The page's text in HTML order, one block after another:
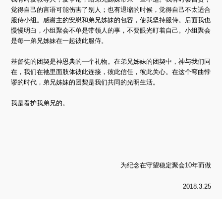
觉得自己的言语可能伤害了别人；也有退缩的时候，觉得自己不太适合
服侍小组。感谢主的安慰和弟兄姊妹的包容，使我坚持服侍。后面我也
慢慢明白，小组聚会不单是带领人的事，不要眼光盯着自己。小组聚会
是每一弟兄姊妹在一起彼此服侍。
基督徒的团契是神恩典的一个礼物。在弟兄姊妹的团契中，神与我们同
在，我们在祂里面肢体彼此连接，彼此信任，彼此关心。在这个弯曲悖
谬的时代，弟兄姊妹的团契是我们共同的光明生活。
我是看护我弟兄的。
为纪念在守望稳定聚会10年而做
2018.3.25